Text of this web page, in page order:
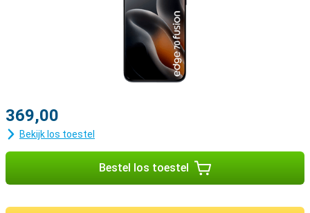
369,00
Bekijk los toestel
Bestel los toestel